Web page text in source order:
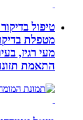
טיפול בדיקור
מטפלת
מעי רגיז,
התאמת תזונה